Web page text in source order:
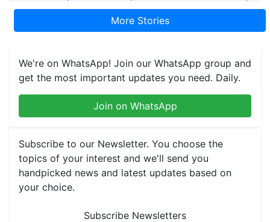
More Stories
We're on WhatsApp! Join our WhatsApp group and
get the most important updates you need. Daily.
Join on WhatsApp
Subscribe to our Newsletter. You choose the
topics of your interest and we'll send you
handpicked news and latest updates based on
your choice.
Subscribe Newsletters